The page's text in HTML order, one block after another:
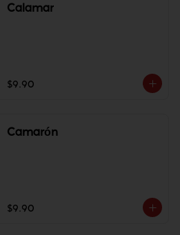
Calamar
$9.90
Camarón
$9.90